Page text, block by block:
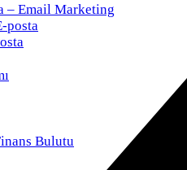
– Email Marketing
posta
Bulutu